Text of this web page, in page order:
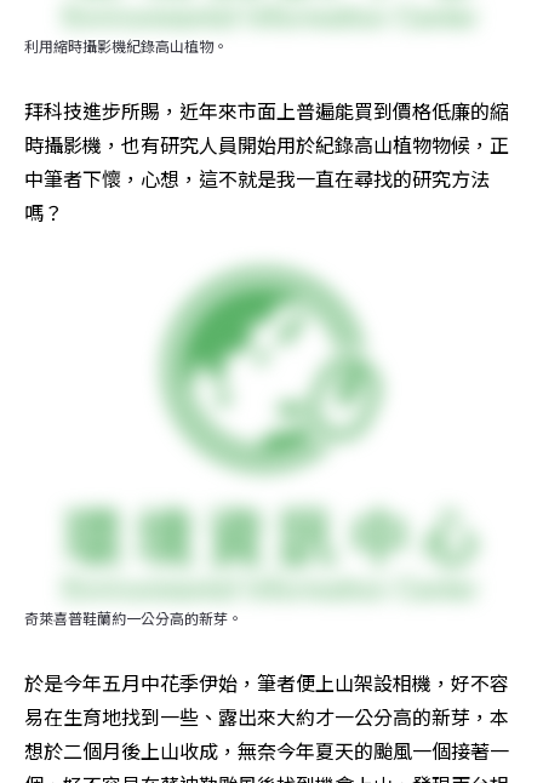
利用縮時攝影機紀錄高山植物。
拜科技進步所賜，近年來市面上普遍能買到價格低廉的縮
時攝影機，也有研究人員開始用於紀錄高山植物物候，正
中筆者下懷，心想，這不就是我一直在尋找的研究方法
嗎？
奇萊喜普鞋蘭約一公分高的新芽。
於是今年五月中花季伊始，筆者便上山架設相機，好不容
易在生育地找到一些、露出來大約才一公分高的新芽，本
想於二個月後上山收成，無奈今年夏天的颱風一個接著一